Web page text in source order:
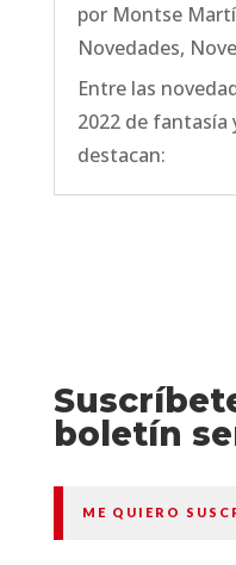
por Montse
Novedades,
Entre las
2022 de fantasía
destacan:
boletín
ME QUIERO